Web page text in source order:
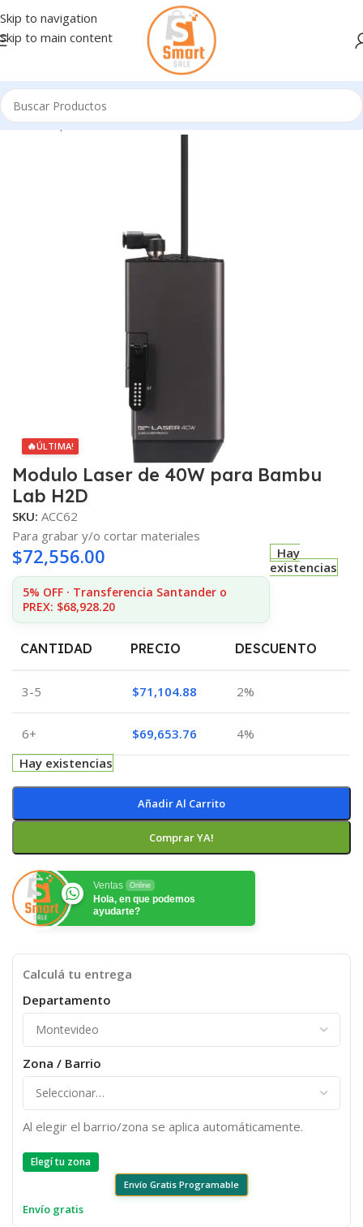
Skip to navigation
Skip to main content
Inicio/Impresoras - Scanners/IMPRESORAS 3D
🔥ÚLTIMA!
Modulo Laser de 40W para Bambu
Lab H2D
SKU: ACC62
Para grabar y/o cortar materiales
$72,556.00
5% OFF · Transferencia Santander o
PREX: $68,928.20
Hay
existencias
CANTIDAD PRECIO DESCUENTO
3-5 $71,104.88 2%
6+ $69,653.76
4%
Hay existencias
Añadir Al Carrito
Comprar YA!
Ventas Online
Hola, en que podemos
ayudarte?
Calculá tu entrega
Departamento
Zona / Barrio
Al elegir el barrio/zona se aplica automáticamente.
Elegí tu zona
Envío Gratis Programable
Envío gratis